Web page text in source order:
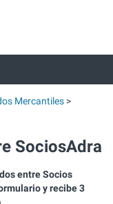
Mercantiles
SociosAdra
entre Socios
y recibe 3